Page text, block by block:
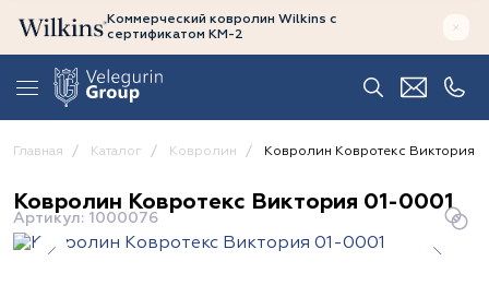
Коммерческий ковролин Wilkins с
сертификатом КМ-2
Главная Каталог Ковролин Ковролин Ковротекс Виктория
Ковролин Ковротекс Виктория 01-0001
Артикул: 1000076